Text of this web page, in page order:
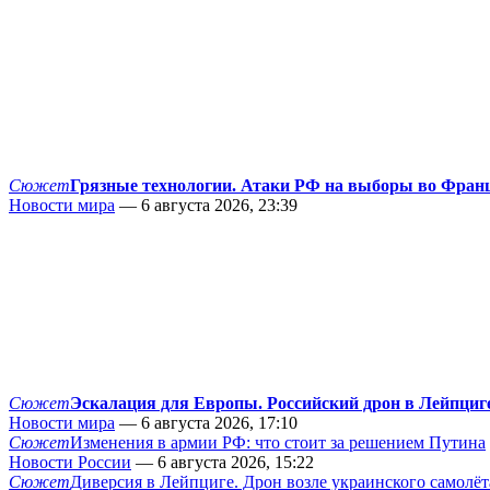
СюжетГрязные технологии. Атаки РФ на выборы во
Новости мира — 6 августа 2026, 23:39
СюжетЭскалация для Европы. Российский дрон в
Новости мира — 6 августа 2026, 17:10
СюжетИзменения в армии РФ: что стоит за решением Путина
Новости России — 6 августа 2026, 15:22
СюжетДиверсия в Лейпциге. Дрон возле украинского